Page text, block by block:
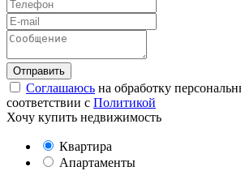
Соглашаюсь на обработку
соответствии с Политикой
Хочу купить недвижимость
Квартира
Апартаменты